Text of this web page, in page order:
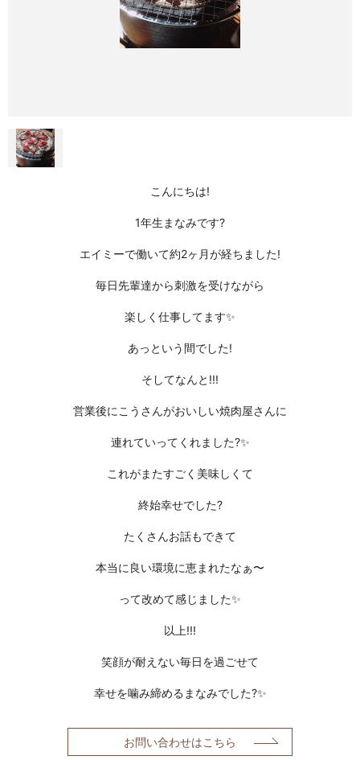
こんにちは!
1年生まなみです?
エイミーで働いて約2ヶ月が経ちました!
毎日先輩達から刺激を受けながら
楽しく仕事してます✨
あっという間でした!
そしてなんと!!!
営業後にこうさんがおいしい焼肉屋さんに
連れていってくれました?✨
これがまたすごく美味しくて
終始幸せでした?
たくさんお話もできて
本当に良い環境に恵まれたなぁ〜
って改めて感じました✨
以上!!!
笑顔が耐えない毎日を過ごせて
幸せを噛み締めるまなみでした?✨
お問い合わせはこちら